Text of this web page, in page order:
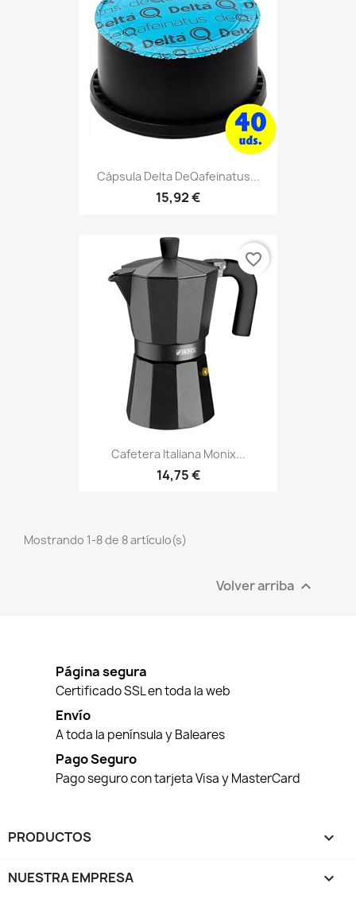
Cápsula Delta DeQafeinatus...
15,92 €
Cafetera Italiana Monix...
14,75 €
favorite_border
Mostrando 1-8 de 8 artículo(s)
Volver arriba 
Página segura
Certificado SSL en toda la web
Envío
A toda la península y Baleares
Pago Seguro
Pago seguro con tarjeta Visa y MasterCard
PRODUCTOS 
NUESTRA EMPRESA 